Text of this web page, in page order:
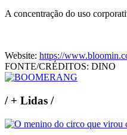
A concentração do uso
Website: https://
FONTE/CRÉDITOS: DINO
/+ Lidas /